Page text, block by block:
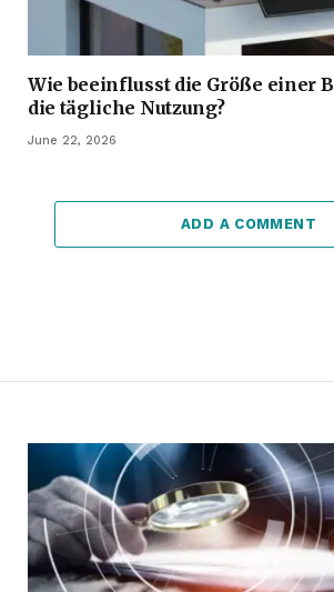
Wie beeinflusst die Größe einer
die tägliche Nutzung?
June 22, 2026
ADD A COMMENT